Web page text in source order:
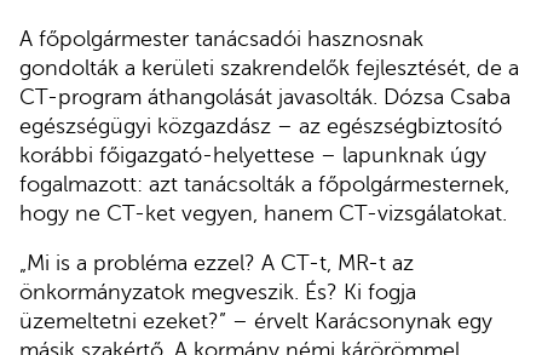
A főpolgármester tanácsadói hasznosnak
gondolták a kerületi szakrendelők fejlesztését, de a
CT-program áthangolását javasolták. Dózsa Csaba
egészségügyi közgazdász – az egészségbiztosító
korábbi főigazgató-helyettese – lapunknak úgy
fogalmazott: azt tanácsolták a főpolgármesternek,
hogy ne CT-ket vegyen, hanem CT-vizsgálatokat.
„Mi is a probléma ezzel? A CT-t, MR-t az
önkormányzatok megveszik. És? Ki fogja
üzemeltetni ezeket?” – érvelt Karácsonynak egy